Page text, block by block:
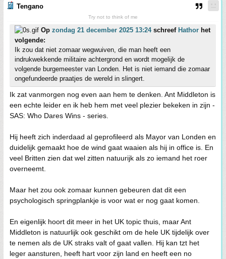
Tengano
Try not to think of me
Op zondag 21 december 2025 13:24schreef Hathor het
volgende:
Ik zou dat niet zomaar wegwuiven, die man heeft een
indrukwekkende militaire achtergrond en wordt mogelijk de
volgende burgemeester van Londen. Het is niet iemand die zomaar
ongefundeerde praatjes de wereld in slingert.
Ik zat vanmorgen nog even aan hem te denken. Ant Middleton is
een echte leider en ik heb hem met veel plezier bekeken in zijn -
SAS: Who Dares Wins - series.
Hij heeft zich inderdaad al geprofileerd als Mayor van Londen en
duidelijk gemaakt hoe de wind gaat waaien als hij in office is. En
veel Britten zien dat wel zitten natuurijk als zo iemand het roer
overneemt.
Maar het zou ook zomaar kunnen gebeuren dat dit een
psychologisch springplankje is voor wat er nog gaat komen.
En eigenlijk hoort dit meer in het UK topic thuis, maar Ant
Middleton is natuurlijk ook geschikt om de hele UK tijdelijk over
te nemen als de UK straks valt of gaat vallen. Hij kan tzt het
leger aansturen, heeft hart voor zijn land en heeft een no